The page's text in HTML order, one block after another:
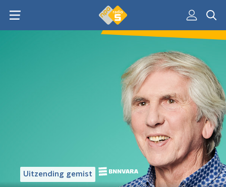
Uitzending gemist